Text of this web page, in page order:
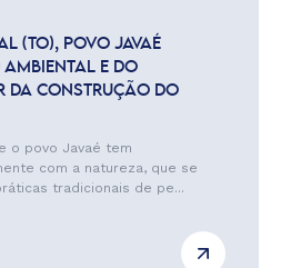
(TO), POVO JAVAÉ
AMBIENTAL E DO
DA CONSTRUÇÃO DO
o povo Javaé tem
com a natureza, que se
tradicionais de pe...